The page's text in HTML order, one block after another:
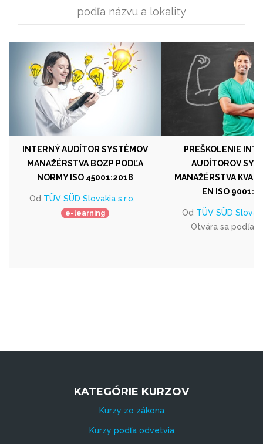
podľa názvu a lokality
INTERNÝ AUDÍTOR SYSTÉMOV
MANAŽÉRSTVA BOZP PODĽA
NORMY ISO 45001:2018
Od TÜV SÜD Slovakia s.r.o.
e-learning
PREŠKOLENIE
AUDÍTOROV
MANAŽÉRSTVA
EN ISO
Od TÜV SÜD
Otvára sa podľa
KATEGÓRIE KURZOV
Kurzy zo zákona
Kurzy podľa odvetvia